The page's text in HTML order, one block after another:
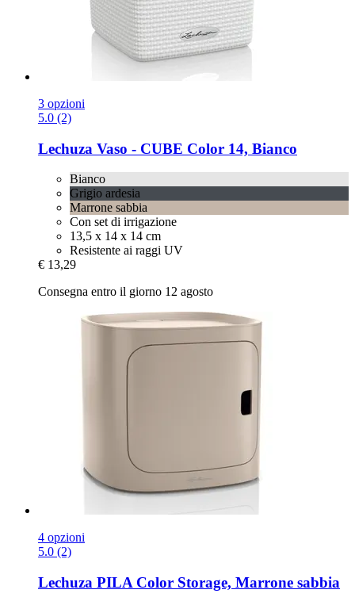
3 opzioni
5.0 (2)
Lechuza Vaso -​ CUBE Color 14, Bianco
Bianco
Grigio ardesia
Marrone sabbia
Con set di irrigazione
13,5 x 14 x 14 cm
Resistente ai raggi UV
€ 13,29
Consegna entro il giorno 12 agosto
4 opzioni
5.0 (2)
Lechuza PILA Color Storage, Marrone sabbia